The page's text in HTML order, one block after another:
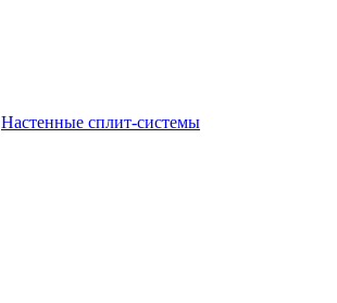
Настенные сплит-системы